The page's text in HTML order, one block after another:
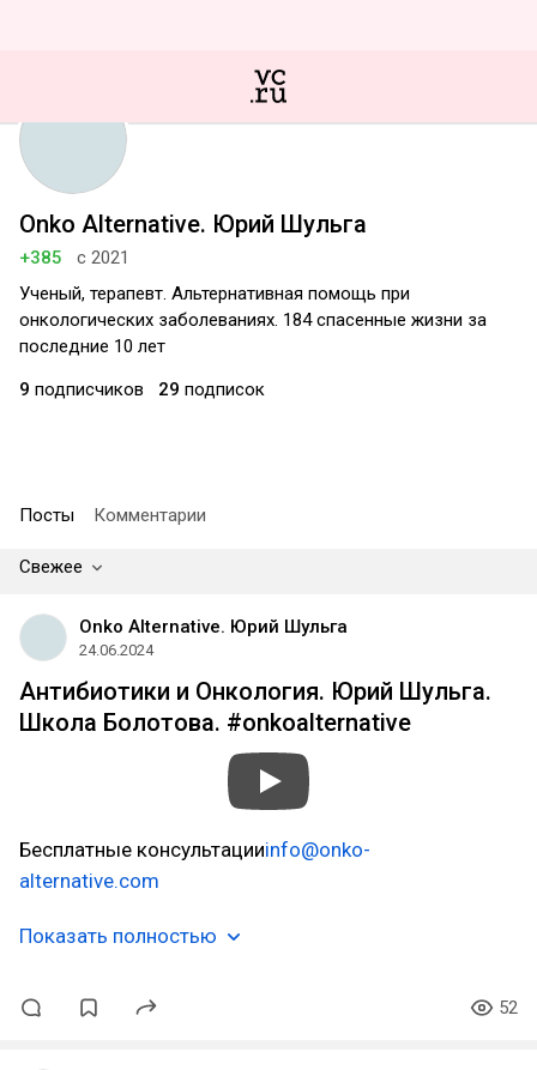
Onko Alternative. Юрий Шульга
+385
с 2021
Ученый, терапевт. Альтернативная помощь при
онкологических заболеваниях. 184 спасенные жизни за
последние 10 лет
9 подписчиков 29 подписок
Посты Комментарии
Свежее
Onko Alternative. Юрий Шульга
24.06.2024
Антибиотики и Онкология. Юрий Шульга.
Школа Болотова. #onkoalternative
Бесплатные консультацииinfo@onko-
alternative.com
Показать полностью
52